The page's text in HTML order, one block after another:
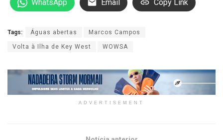
WhatsApp Email Copy Link
Tags: Águas abertas Marcos Campos
Volta à Ilha de Key West WOWSA
ADVERTISEMENT